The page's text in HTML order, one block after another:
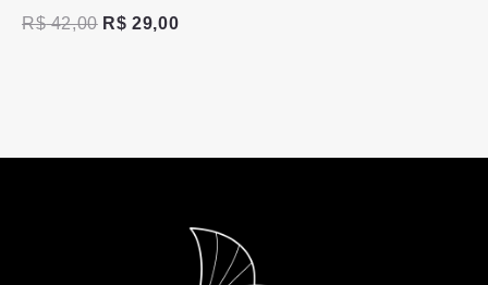
R$42,00 R$ 29,00